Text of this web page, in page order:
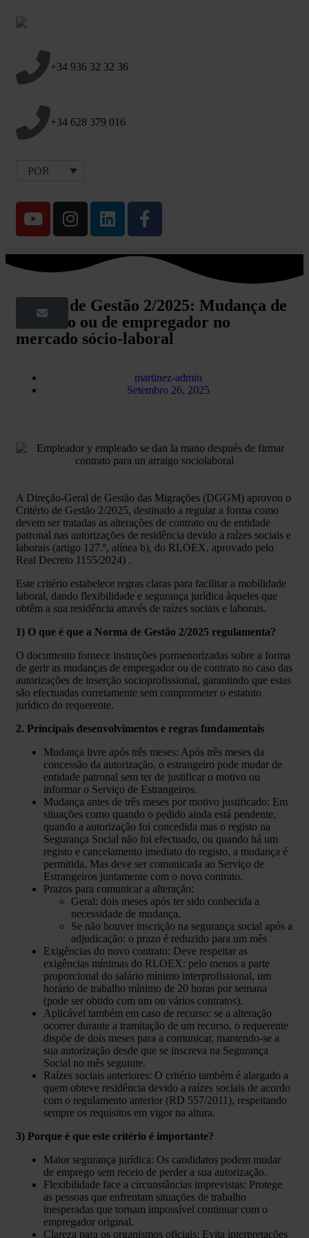
+34 936 32 32 36
+34 628 379 016
POR
Norma de Gestão 2/2025: Mudança de
contrato ou de empregador no
mercado sócio-laboral
martinez-admin
Setembro 26, 2025
A Direção-Geral de Gestão das Migrações (DGGM) aprovou o
Critério de Gestão 2/2025, destinado a regular a forma como
devem ser tratadas as alterações de contrato ou de entidade
patronal nas autorizações de residência devido a raízes sociais e
laborais (artigo 127.º, alínea b), do RLOEX, aprovado pelo
Real Decreto 1155/2024) .
Este critério estabelece regras claras para facilitar a mobilidade
laboral, dando flexibilidade e segurança jurídica àqueles que
obtêm a sua residência através de raízes sociais e laborais.
1) O que é que a Norma de Gestão 2/2025 regulamenta?
O documento fornece instruções pormenorizadas sobre a forma
de gerir as mudanças de empregador ou de contrato no caso das
autorizações de inserção socioprofissional, garantindo que estas
são efectuadas corretamente sem comprometer o estatuto
jurídico do requerente.
2. Principais desenvolvimentos e regras fundamentais
Mudança livre após três meses: Após três meses da
concessão da autorização, o estrangeiro pode mudar de
entidade patronal sem ter de justificar o motivo ou
informar o Serviço de Estrangeiros.
Mudança antes de três meses por motivo justificado: Em
situações como quando o pedido ainda está pendente,
quando a autorização foi concedida mas o registo na
Segurança Social não foi efectuado, ou quando há um
registo e cancelamento imediato do registo, a mudança é
permitida. Mas deve ser comunicada ao Serviço de
Estrangeiros juntamente com o novo contrato.
Prazos para comunicar a alteração:
Geral: dois meses após ter sido conhecida a
necessidade de mudança.
Se não houver inscrição na segurança social após a
adjudicação: o prazo é reduzido para um mês
Exigências do novo contrato: Deve respeitar as
exigências mínimas do RLOEX: pelo menos a parte
proporcional do salário mínimo interprofissional, um
horário de trabalho mínimo de 20 horas por semana
(pode ser obtido com um ou vários contratos).
Aplicável também em caso de recurso: se a alteração
ocorrer durante a tramitação de um recurso, o requerente
dispõe de dois meses para a comunicar, mantendo-se a
sua autorização desde que se inscreva na Segurança
Social no mês seguinte.
Raízes sociais anteriores: O critério também é alargado a
quem obteve residência devido a raízes sociais de acordo
com o regulamento anterior (RD 557/2011), respeitando
sempre os requisitos em vigor na altura.
3) Porque é que este critério é importante?
Maior segurança jurídica: Os candidatos podem mudar
de emprego sem receio de perder a sua autorização.
Flexibilidade face a circunstâncias imprevistas: Protege
as pessoas que enfrentam situações de trabalho
inesperadas que tornam impossível continuar com o
empregador original.
Clareza para os organismos oficiais: Evita interpretações